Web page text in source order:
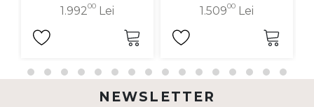
1.99200Lei 1.50900Lei
NEWSLETTER